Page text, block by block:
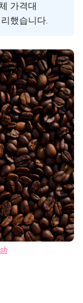
가격대
했습니다.